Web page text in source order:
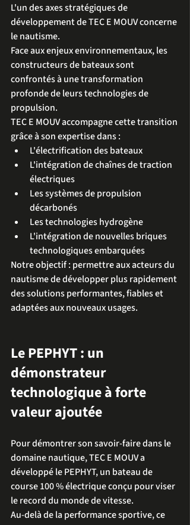
L'un des axes stratégiques de
développement de TEC E MOUV concerne
le nautisme.
Face aux enjeux environnementaux, les
constructeurs de bateaux sont
confrontés à une transformation
profonde de leurs technologies de
propulsion.
TEC E MOUV accompagne cette transition
grâce à son expertise dans :
L'électrification des bateaux
L'intégration de chaînes de traction
électriques
Les systèmes de propulsion
décarbonés
Les technologies hydrogène
L'intégration de nouvelles briques
technologiques embarquées
Notre objectif : permettre aux acteurs du
nautisme de développer plus rapidement
des solutions performantes, fiables et
adaptées aux nouveaux usages.
Le PEPHYT : un
démonstrateur
technologique à forte
valeur ajoutée
Pour démontrer son savoir-faire dans le
domaine nautique, TEC E MOUV a
développé le PEPHYT, un bateau de
course 100 % électrique conçu pour viser
le record du monde de vitesse.
Au-delà de la performance sportive, ce